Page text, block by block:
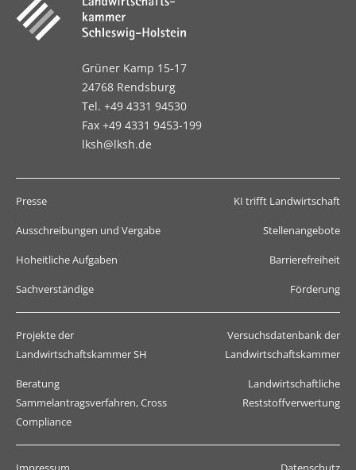
Grüner Kamp 15-17
24768 Rendsburg
Tel. +49 4331 94530
Fax +49 4331 9453-199
lksh@lksh.de
Presse KI trifft Landwirtschaft
Ausschreibungen und Vergabe Stellenangebote
Hoheitliche Aufgaben Barrierefreiheit
Sachverständige Förderung
Projekte der
Landwirtschaftskammer SH
Versuchsdatenbank der
Landwirtschaftskammer
Beratung
Sammelantragsverfahren, Cross
Compliance
Landwirtschaftliche
Reststoffverwertung